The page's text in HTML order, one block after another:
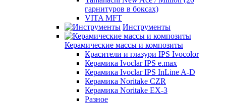
гарнитуров в боксах)
VITA MFT
Инструменты
Керамические массы и композиты
Красители и глазури IPS Ivocolor
Керамика Ivoclar IPS e.max
Керамика Ivoclar IPS InLine A-D
Керамика Noritake CZR
Керамика Noritake EX-3
Разное